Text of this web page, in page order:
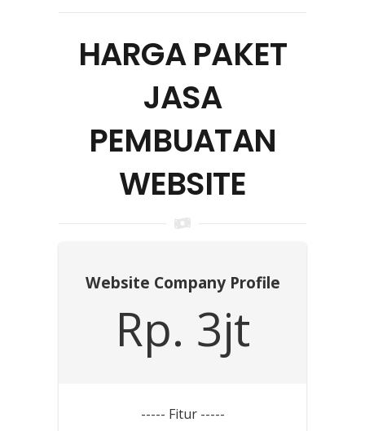
HARGA PAKET
JASA
PEMBUATAN
WEBSITE
Website Company Profile
Rp. 3jt
----- Fitur -----